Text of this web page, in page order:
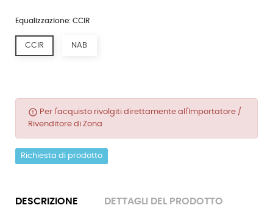
Equalizzazione: CCIR
CCIR NAB
error_outline Per l'acquisto rivolgiti direttamente all'Importatore /
Rivenditore di Zona
Richiesta di prodotto
DESCRIZIONE DETTAGLI DEL PRODOTTO